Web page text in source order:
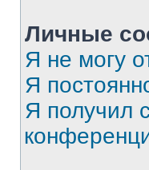
Личные
Я не могу
Я
Я получил